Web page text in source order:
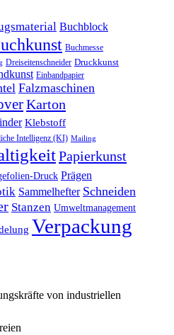
Buchblock
Buchmesse
Dreiseitenschneider Druckkunst
Einbandpapier
Falzmaschinen
Karton
Klebstoff
Intelligenz (KI) Mailing
Papierkunst
Druck Prägen
Sammelhefter Schneiden
Stanzen Umweltmanagement
Verpackung
von industriellen